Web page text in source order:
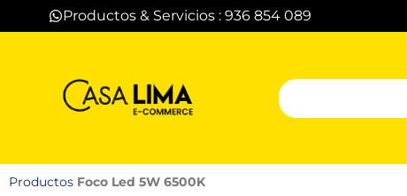
Productos & Servicios : 936 854 089
Productos Foco Led 5W 6500K